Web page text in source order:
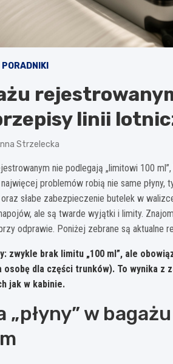
PORADNIKI
linii
Strzelecka
nie podlegają „limitowi 100
problemów robią nie same płyny,
słabe zabezpieczenie butelek w
ale są twarde wyjątki i limity.
odprawie. Poniżej zebrane są aktualne
zwykle brak limitu „100 ml”, ale
osobę dla części trunków). To wynika z
jak w kabinie.
„płyny” w